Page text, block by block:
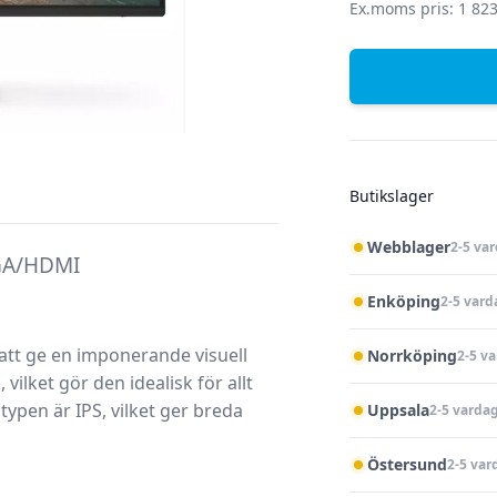
Ex.moms pris: 1
Butikslager
Webblager2-5
Enköping2-5
Norrköping2-5
Uppsala2-5
Östersund2-5
HDMI
ge en imponerande visuell
vilket gör den idealisk för allt
är IPS, vilket ger breda